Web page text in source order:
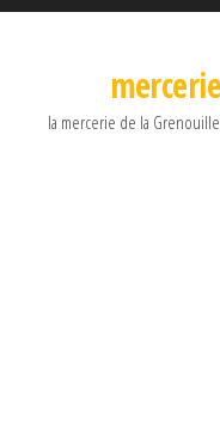
la mercerie de la